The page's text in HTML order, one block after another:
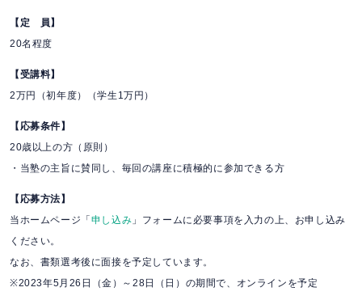
【定 員】
20名程度
【受講料】
2万円（初年度）（学生1万円）
【応募条件】
20歳以上の方（原則）
・当塾の主旨に賛同し、毎回の講座に積極的に参加できる方
【応募方法】
当ホームページ「 申し込み 」フォームに必要事項を入力の上、お申し込み
ください。
なお、書類選考後に面接を予定しています。
※2023年5月26日（金）～28日（日）の期間で、オンラインを予定